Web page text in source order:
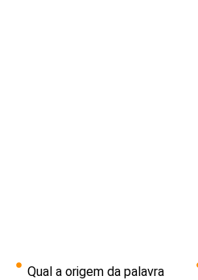
Qual a origem da palavra